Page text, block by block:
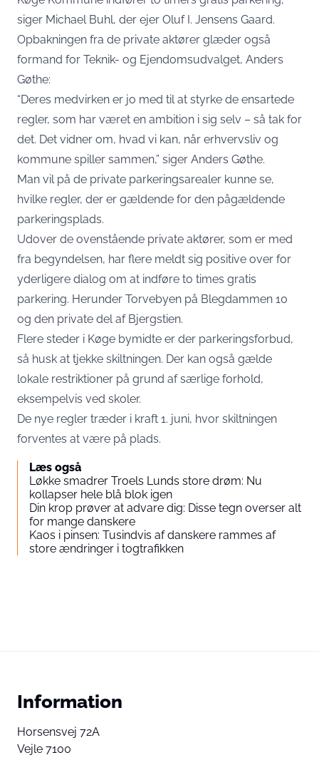
siger Michael Buhl, der ejer Oluf I. Jensens Gaard.
Opbakningen fra de private aktører glæder også
formand for Teknik- og Ejendomsudvalget, Anders
Gøthe:
“Deres medvirken er jo med til at styrke de ensartede
regler, som har været en ambition i sig selv – så tak for
det. Det vidner om, hvad vi kan, når erhvervsliv og
kommune spiller sammen,” siger Anders Gøthe.
Man vil på de private parkeringsarealer kunne se,
hvilke regler, der er gældende for den pågældende
parkeringsplads.
Udover de ovenstående private aktører, som er med
fra begyndelsen, har flere meldt sig positive over for
yderligere dialog om at indføre to times gratis
parkering. Herunder Torvebyen på Blegdammen 10
og den private del af Bjergstien.
Flere steder i Køge bymidte er der parkeringsforbud,
så husk at tjekke skiltningen. Der kan også gælde
lokale restriktioner på grund af særlige forhold,
eksempelvis ved skoler.
De nye regler træder i kraft 1. juni, hvor skiltningen
forventes at være på plads.
Læs også
Løkke smadrer Troels Lunds store drøm: Nu
kollapser hele blå blok igen
Din krop prøver at advare dig: Disse tegn overser alt
for mange danskere
Kaos i pinsen: Tusindvis af danskere rammes af
store ændringer i togtrafikken
Information
Horsensvej 72A
Vejle 7100